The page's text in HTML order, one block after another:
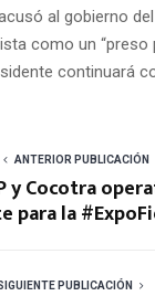
al gobierno
como un “preso
continuará
ANTERIOR PUBLICACIÓN
y Cocotra
para la
PUBLICACIÓN